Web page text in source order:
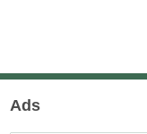
Ads